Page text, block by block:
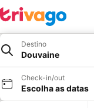
Destino
Douvaine
Check-in/out
Escolha as datas